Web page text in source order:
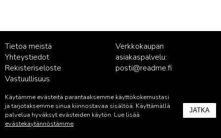
Tietoa meistä
Yhteystiedot
Rekisteriseloste
Vastuullisuus
Verkkokaupan
asiakaspalvelu:
posti@readme.fi
Kustantamon asiakaspalvelu:
palvelu@readme.fi
Käytämme evästeitä parantaaksemme käyttökokemustasi
ja tarjotaksemme sinua kiinnostavaa sisältöä. Käyttämällä
palvelua hyväksyt evästeiden käytön. Lue lisää
evästekäytännöstämme.
JATKA